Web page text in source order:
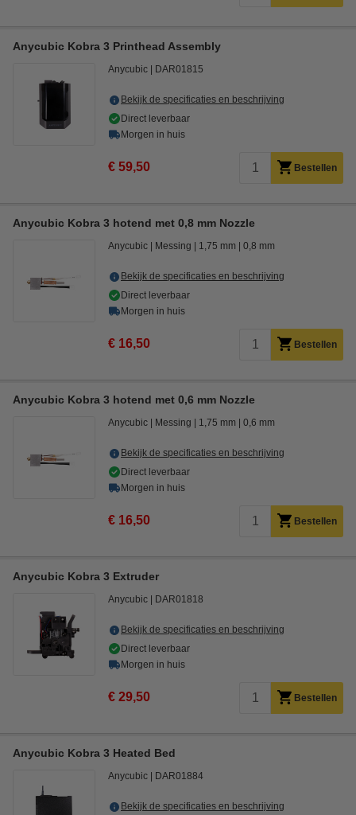
Anycubic Kobra 3 Printhead Assembly
Anycubic DAR01815
Bekijk de specificaties en beschrijving
Direct leverbaar
Morgen in huis
€ 59,50 Bestellen
Anycubic Kobra 3 hotend met 0,8 mm Nozzle
Anycubic Messing 1,75 mm 0,8 mm
Bekijk de specificaties en beschrijving
Direct leverbaar
Morgen in huis
€ 16,50 Bestellen
Anycubic Kobra 3 hotend met 0,6 mm Nozzle
Anycubic Messing 1,75 mm 0,6 mm
Bekijk de specificaties en beschrijving
Direct leverbaar
Morgen in huis
€ 16,50 Bestellen
Anycubic Kobra 3 Extruder
Anycubic DAR01818
Bekijk de specificaties en beschrijving
Direct leverbaar
Morgen in huis
€ 29,50 Bestellen
Anycubic Kobra 3 Heated Bed
Anycubic DAR01884
Bekijk de specificaties en beschrijving